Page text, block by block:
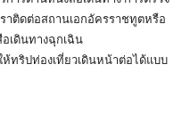
ราติดต่อสถานเอกอัครราชทูตหรือ
เดินทางฉุกเฉิน
ทริปท่องเที่ยวเดินหน้าต่อได้แบบ